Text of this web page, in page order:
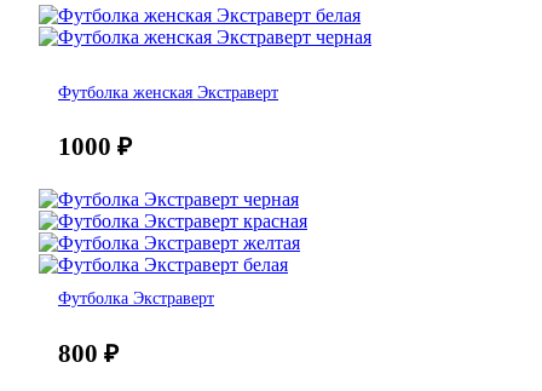
Футболка женская Экстраверт
1000 ₽
Футболка Экстраверт
800 ₽